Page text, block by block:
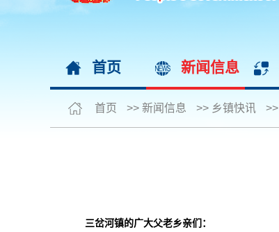
首页 新闻信息
首页 >> 新闻信息 >> 乡镇快讯 >>
三岔河镇的广大父老乡亲们：